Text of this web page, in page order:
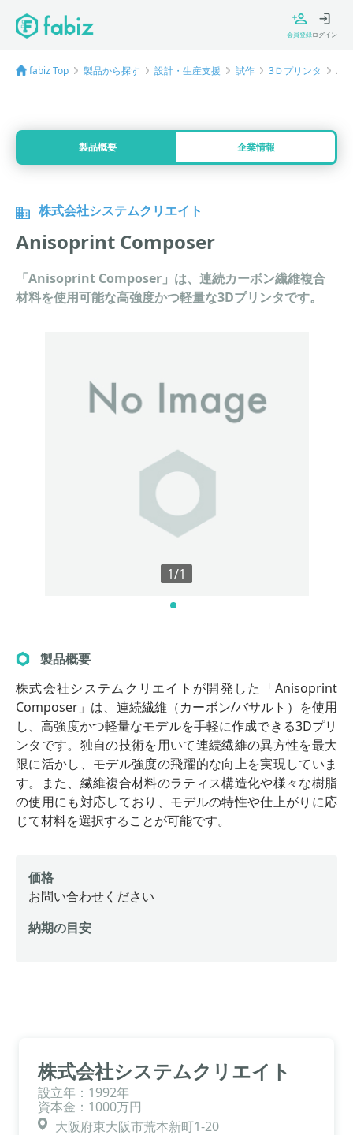
会員登録ログイン
fabiz Top 製品から探す 設計・生産支援 試作 3Ｄプリンタ
製品概要 企業情報
株式会社システムクリエイト
Anisoprint Composer
「Anisoprint Composer」は、連続カーボン繊維複合
材料を使用可能な高強度かつ軽量な3Dプリンタです。
1/1
製品概要
株式会社システムクリエイトが開発した「Anisoprint
Composer」は、連続繊維（カーボン/バサルト）を使用
し、高強度かつ軽量なモデルを手軽に作成できる3Dプリ
ンタです。独自の技術を用いて連続繊維の異方性を最大
限に活かし、モデル強度の飛躍的な向上を実現していま
す。また、繊維複合材料のラティス構造化や様々な樹脂
の使用にも対応しており、モデルの特性や仕上がりに応
じて材料を選択することが可能です。
価格
お問い合わせください
納期の目安
株式会社システムクリエイト
設立年：1992年
資本金：1000万円
大阪府東大阪市荒本新町1-20